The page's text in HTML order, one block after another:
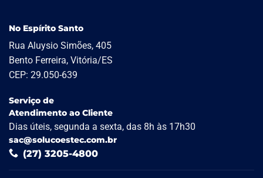
No Espírito Santo
Rua Aluysio Simões, 405
Bento Ferreira, Vitória/ES
CEP: 29.050-639
Serviço de
Atendimento ao Cliente
Dias úteis, segunda a sexta, das 8h às 17h30
sac@solucoestec.com.br
(27) 3205-4800